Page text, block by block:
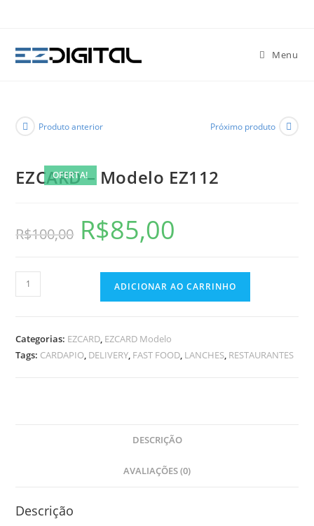
Menu
OFERTA!
Produto anterior Próximo produto
EZCARD – Modelo EZ112
R$100,00 R$85,00
ADICIONAR AO CARRINHO
Categorias: EZCARD, EZCARD Modelo
Tags: CARDAPIO, DELIVERY, FAST FOOD, LANCHES, RESTAURANTES
DESCRIÇÃO
AVALIAÇÕES (0)
Descrição